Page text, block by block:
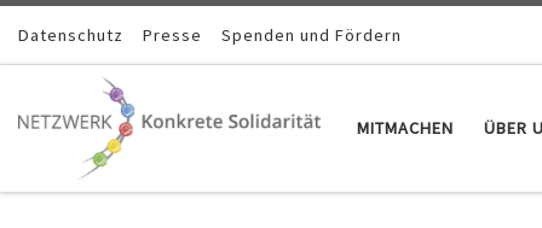
Zum Inhalt springen
Datenschutz Presse Spenden und Fördern
MITMACHEN ÜBER